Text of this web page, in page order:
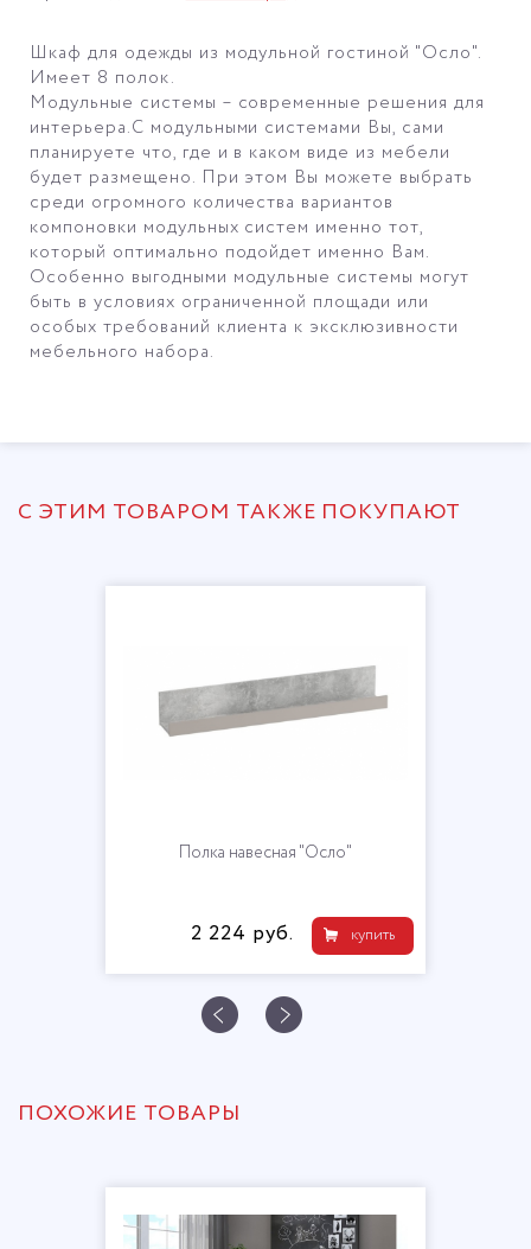
Шкаф для одежды из модульной гостиной "Осло".
Имеет 8 полок.
Модульные системы – современные решения для
интерьера.С модульными системами Вы, сами
планируете что, где и в каком виде из мебели
будет размещено. При этом Вы можете выбрать
среди огромного количества вариантов
компоновки модульных систем именно тот,
который оптимально подойдет именно Вам.
Особенно выгодными модульные системы могут
быть в условиях ограниченной площади или
особых требований клиента к эксклюзивности
мебельного набора.
С ЭТИМ ТОВАРОМ ТАКЖЕ ПОКУПАЮТ
Полка навесная "Осло"
купить
2 224 руб.
ПОХОЖИЕ ТОВАРЫ